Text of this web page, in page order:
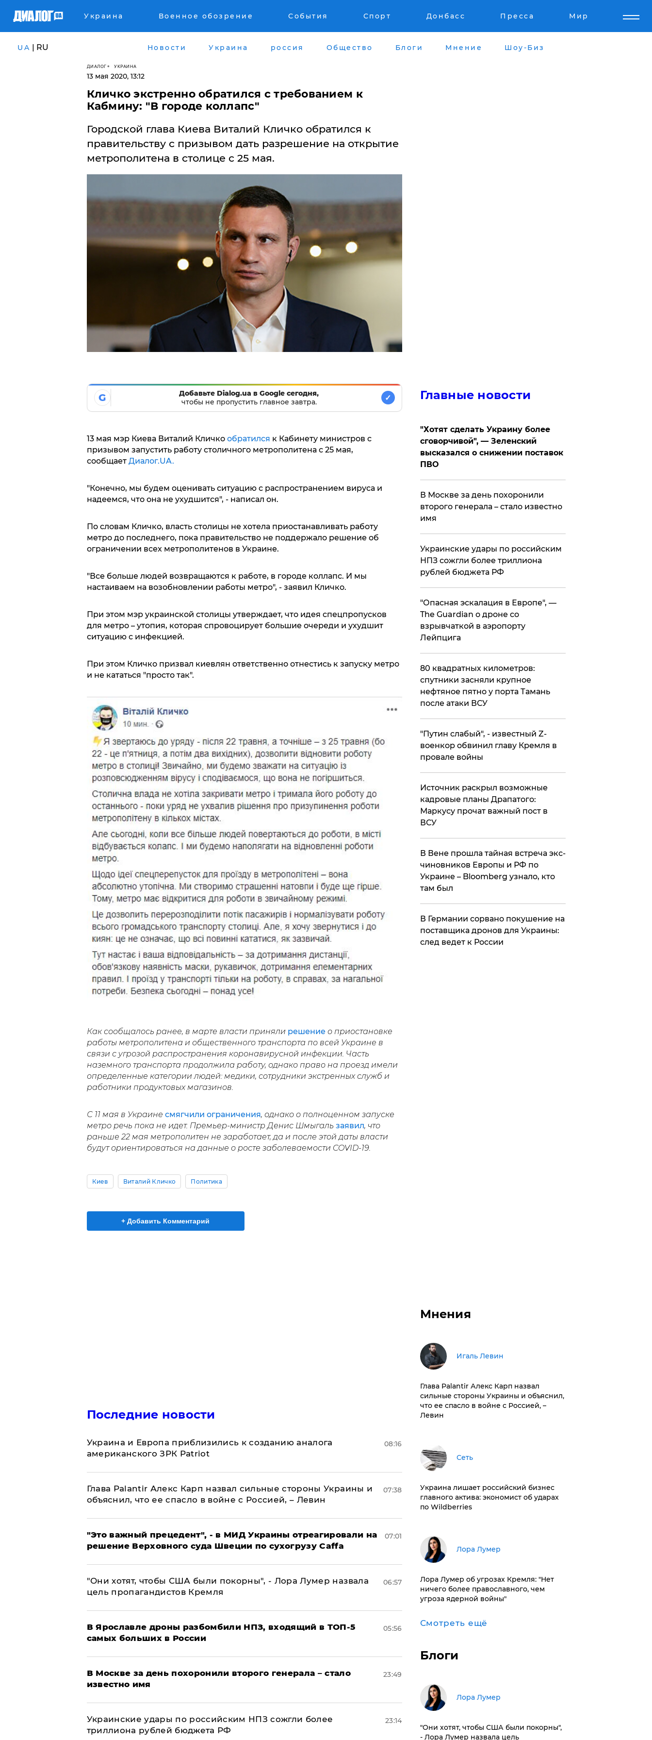
Украина Военное обозрение События Спорт Донбасс Пресса Мир
UA | RU Новости Украина россия Общество Блоги Мнение Шоу-Биз
ДИАЛОГ УКРАИНА
13 мая 2020, 13:12
Кличко экстренно обратился с требованием к
Кабмину: "В городе коллапс"
Городской глава Киева Виталий Кличко обратился к
правительству с призывом дать разрешение на открытие
метрополитена в столице с 25 мая.
G
Добавьте Dialog.ua в Google сегодня,
чтобы не пропустить главное завтра.
✓
13 мая мэр Киева Виталий Кличко обратился к Кабинету министров с
призывом запустить работу столичного метрополитена с 25 мая,
сообщает Диалог.UA.
"Конечно, мы будем оценивать ситуацию с распространением вируса и
надеемся, что она не ухудшится", - написал он.
По словам Кличко, власть столицы не хотела приостанавливать работу
метро до последнего, пока правительство не поддержало решение об
ограничении всех метрополитенов в Украине.
"Все больше людей возвращаются к работе, в городе коллапс. И мы
настаиваем на возобновлении работы метро", - заявил Кличко.
При этом мэр украинской столицы утверждает, что идея спецпропусков
для метро – утопия, которая спровоцирует большие очереди и ухудшит
ситуацию с инфекцией.
При этом Кличко призвал киевлян ответственно отнестись к запуску метро
и не кататься "просто так".
Как сообщалось ранее, в марте власти приняли решение о приостановке
работы метрополитена и общественного транспорта по всей Украине в
связи с угрозой распространения коронавирусной инфекции. Часть
наземного транспорта продолжила работу, однако право на проезд имели
определенные категории людей: медики, сотрудники экстренных служб и
работники продуктовых магазинов.
С 11 мая в Украине смягчили ограничения, однако о полноценном запуске
метро речь пока не идет. Премьер-министр Денис Шмыгаль заявил, что
раньше 22 мая метрополитен не заработает, да и после этой даты власти
будут ориентироваться на данные о росте заболеваемости COVID-19.
Киев Виталий Кличко Политика
+ Добавить Комментарий
Последние новости
Украина и Европа приблизились к созданию аналога
американского ЗРК Patriot
08:16
Глава Palantir Алекс Карп назвал сильные стороны Украины и
объяснил, что ее спасло в войне с Россией, – Левин
07:38
"Это важный прецедент", - в МИД Украины отреагировали на
решение Верховного суда Швеции по сухогрузу Caffa
07:01
"Они хотят, чтобы США были покорны", - Лора Лумер назвала
цель пропагандистов Кремля
06:57
В Ярославле дроны разбомбили НПЗ, входящий в ТОП-5
самых больших в России
05:56
В Москве за день похоронили второго генерала – стало
известно имя
23:49
Украинские удары по российским НПЗ сожгли более
триллиона рублей бюджета РФ
23:14
Главные новости
​"Хотят сделать Украину более
сговорчивой", — Зеленский
высказался о снижении поставок
ПВО
В Москве за день похоронили
второго генерала – стало известно
имя
Украинские удары по российским
НПЗ сожгли более триллиона
рублей бюджета РФ
"Опасная эскалация в Европе", —
The Guardian о дроне со
взрывчаткой в аэропорту
Лейпцига
80 квадратных километров:
спутники засняли крупное
нефтяное пятно у порта Тамань
после атаки ВСУ
​"Путин слабый", - известный Z-
военкор обвинил главу Кремля в
провале войны
​Источник раскрыл возможные
кадровые планы Драпатого:
Маркусу прочат важный пост в
ВСУ
В Вене прошла тайная встреча экс-
чиновников Европы и РФ по
Украине – Bloomberg узнало, кто
там был
​В Германии сорвано покушение на
поставщика дронов для Украины:
след ведет к России
Мнения
Игаль Левин
Глава Palantir Алекс Карп назвал
сильные стороны Украины и объяснил,
что ее спасло в войне с Россией, –
Левин
Сеть
​Украина лишает российский бизнес
главного актива: экономист об ударах
по Wildberries
​Лора Лумер
Лора Лумер об угрозах Кремля: "Нет
ничего более православного, чем
угроза ядерной войны"
Смотреть ещё
Блоги
​Лора Лумер
"Они хотят, чтобы США были покорны",
- Лора Лумер назвала цель